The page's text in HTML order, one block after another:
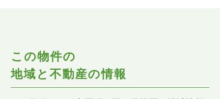
この物件の
地域と不動産の情報